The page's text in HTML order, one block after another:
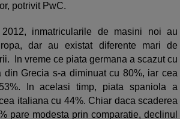
potrivit PwC.
inmatricularile de masini noi au
dar au existat diferente mari de
In vreme ce piata germana a scazut cu
din Grecia s-a diminuat cu 80%, iar cea
In acelasi timp, piata spaniola a
italiana cu 44%. Chiar daca scaderea
pare modesta prin comparatie, declinul